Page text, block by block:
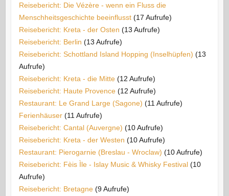
Reisebericht: Die Vézère - wenn ein Fluss die
Menschheitsgeschichte beeinflusst (17 Aufrufe)
Reisebericht: Kreta - der Osten (13 Aufrufe)
Reisebericht: Berlin (13 Aufrufe)
Reisebericht: Schottland Island Hopping (Inselhüpfen) (13
Aufrufe)
Reisebericht: Kreta - die Mitte (12 Aufrufe)
Reisebericht: Haute Provence (12 Aufrufe)
Restaurant: Le Grand Large (Sagone) (11 Aufrufe)
Ferienhäuser (11 Aufrufe)
Reisebericht: Cantal (Auvergne) (10 Aufrufe)
Reisebericht: Kreta - der Westen (10 Aufrufe)
Restaurant: Pierogarnie (Breslau - Wroclaw) (10 Aufrufe)
Reisebericht: Fèis Ìle - Islay Music & Whisky Festival (10
Aufrufe)
Reisebericht: Bretagne (9 Aufrufe)